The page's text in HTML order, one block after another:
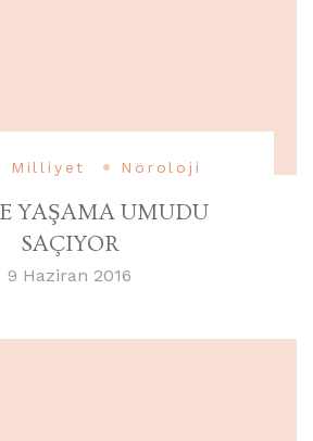
Milliyet Nöroloji
YAŞAMA UMUDU
SAÇIYOR
9 Haziran 2016